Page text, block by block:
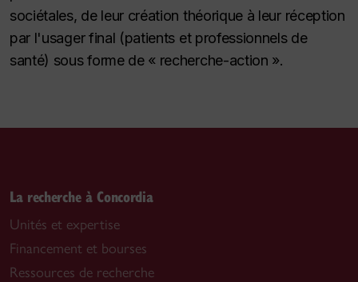
sociétales, de leur création théorique à leur réception
par l'usager final (patients et professionnels de
santé) sous forme de « recherche-action ».
La recherche à Concordia
Unités et expertise
Financement et bourses
Ressources de recherche